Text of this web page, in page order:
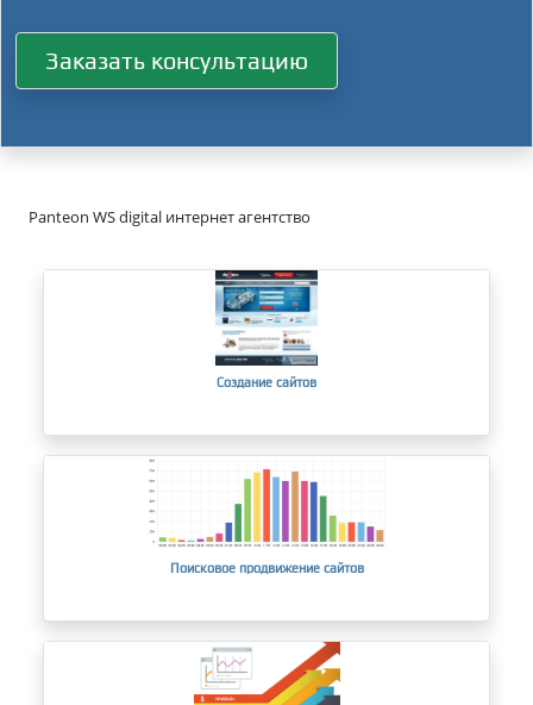
Заказать консультацию
Panteon WS digital интернет агентство
Создание сайтов
Поисковое продвижение сайтов